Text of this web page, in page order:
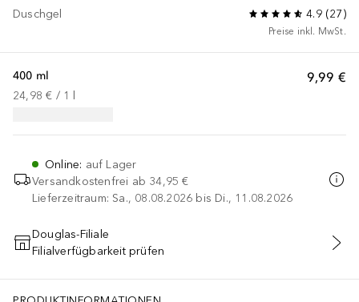
Duschgel 4.9(27)
Preise inkl. MwSt.
9,99 €
400 ml
24,98 € / 1
Online: auf Lager
Versandkostenfrei ab 34,95 €
Lieferzeitraum: Sa., 08.08.2026 bis Di., 11.08.2026
IN DEN WARENKORB
Douglas-Filiale
Filialverfügbarkeit prüfen